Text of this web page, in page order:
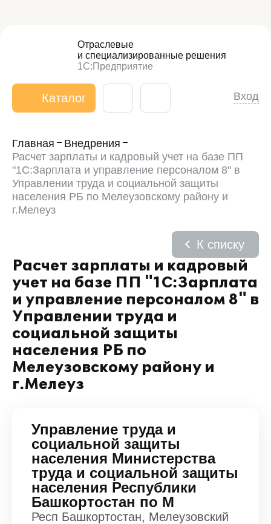
Отраслевые
и специализированные решения
1С:Предприятие
Каталог Вход
Главная
Внедрения
Расчет зарплаты и кадровый учет на базе ПП
"1С:Зарплата и управление персоналом 8" в
Управлении труда и социальной защиты
населения РБ по Мелеузовскому району и
г.Мелеуз
Расчет зарплаты и кадровый
учет на базе ПП "1С:Зарплата
и управление персоналом 8" в
Управлении труда и
социальной защиты
населения РБ по
Мелеузовскому району и
г.Мелеуз
К списку
Управление труда и
социальной защиты
населения Министерства
труда и социальной защиты
населения Республики
Башкортостан по М
Респ Башкортостан, Мелеузовский